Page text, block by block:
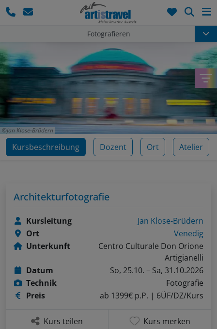
Fotografieren
Jan Klose-Brüdern
Kursbeschreibung Dozent Ort Atelier
Architekturfotografie
Kursleitung
Jan Klose-Brüdern
Ort
Venedig
Unterkunft
Centro Culturale Don Orione
Artigianelli
Datum
So, 25.10. – Sa, 31.10.2026
Technik
Fotografie
Preis
ab 1399€ p.P. | 6ÜF/DZ/Kurs
Kurs teilen Kurs merken